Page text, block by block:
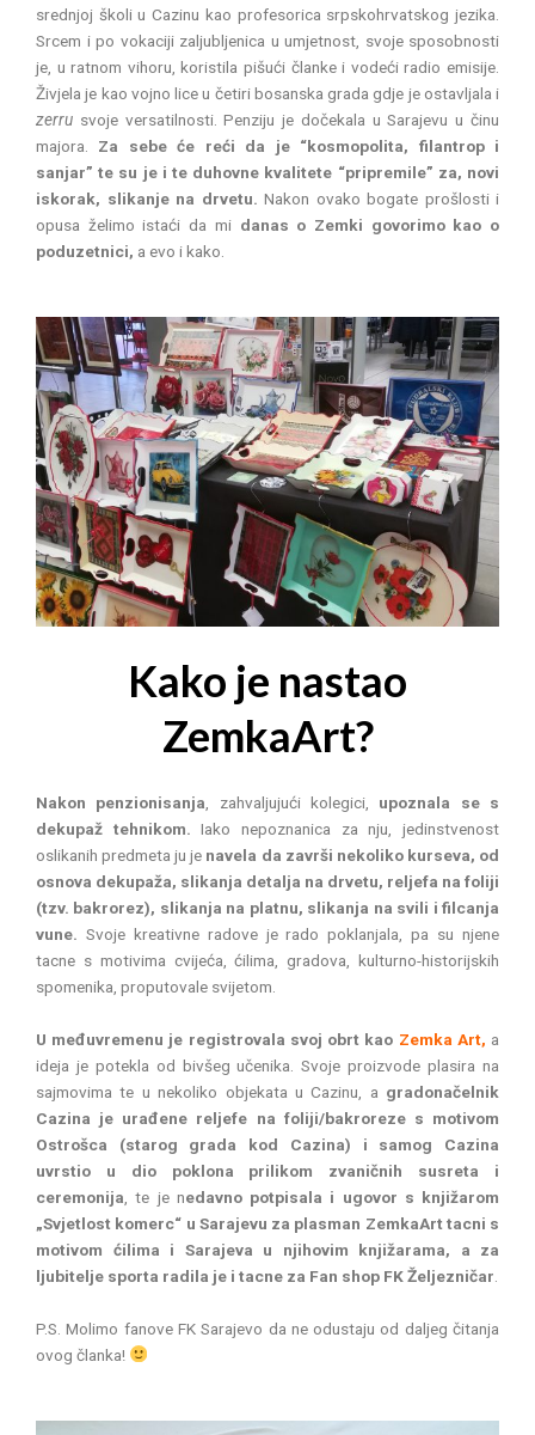
srednjoj školi u Cazinu kao profesorica srpskohrvatskog jezika.
Srcem i po vokaciji zaljubljenica u umjetnost, svoje sposobnosti
je, u ratnom vihoru, koristila pišući članke i vodeći radio emisije.
Živjela je kao vojno lice u četiri bosanska grada gdje je ostavljala i
zerru svoje versatilnosti. Penziju je dočekala u Sarajevu u činu
majora. Za sebe će reći da je “kosmopolita, filantrop i
sanjar” te su je i te duhovne kvalitete “pripremile” za, novi
iskorak, slikanje na drvetu. Nakon ovako bogate prošlosti i
opusa želimo istaći da mi danas o Zemki govorimo kao o
poduzetnici, a evo i kako.
Kako je nastao
ZemkaArt?
Nakon penzionisanja , zahvaljujući kolegici,
upoznala se s
dekupaž tehnikom. Iako nepoznanica za nju, jedinstvenost
oslikanih predmeta ju je navela da završi nekoliko kurseva, od
osnova dekupaža, slikanja detalja na drvetu, reljefa na foliji
(tzv. bakrorez), slikanja na platnu, slikanja na svili i filcanja
vune. Svoje kreativne radove je rado poklanjala, pa su njene
tacne s motivima cvijeća, ćilima, gradova, kulturno-historijskih
spomenika, proputovale svijetom.
U međuvremenu je registrovala svoj obrt kao Zemka Art, a
ideja je potekla od bivšeg učenika. Svoje proizvode plasira na
sajmovima te u nekoliko objekata u Cazinu, a gradonačelnik
Cazina je urađene reljefe na foliji/bakroreze s motivom
Ostrošca (starog grada kod Cazina) i samog Cazina
uvrstio u dio poklona prilikom zvaničnih susreta i
ceremonija , te je nedavno potpisala i ugovor s knjižarom
„Svjetlost komerc“ u Sarajevu za plasman ZemkaArt tacni s
motivom ćilima i Sarajeva u njihovim knjižarama, a za
ljubitelje sporta radila je i tacne za Fan shop FK Željezničar
P.S. Molimo fanove FK Sarajevo da ne odustaju od daljeg čitanja
ovog članka!